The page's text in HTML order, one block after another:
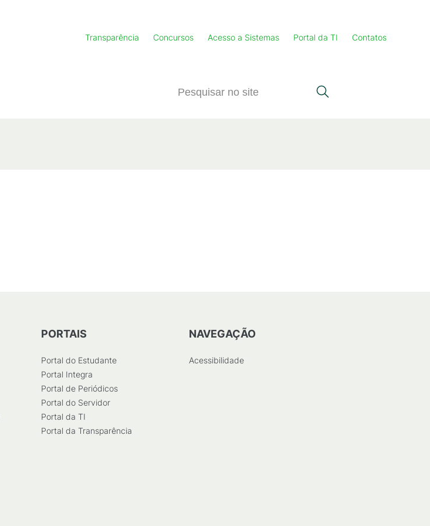
Transparência Concursos Acesso a Sistemas Portal da TI Contatos
PORTAIS
Portal do Estudante
Portal Integra
Portal de Periódicos
Portal do Servidor
Portal da TI
Portal da Transparência
NAVEGAÇÃO
Acessibilidade